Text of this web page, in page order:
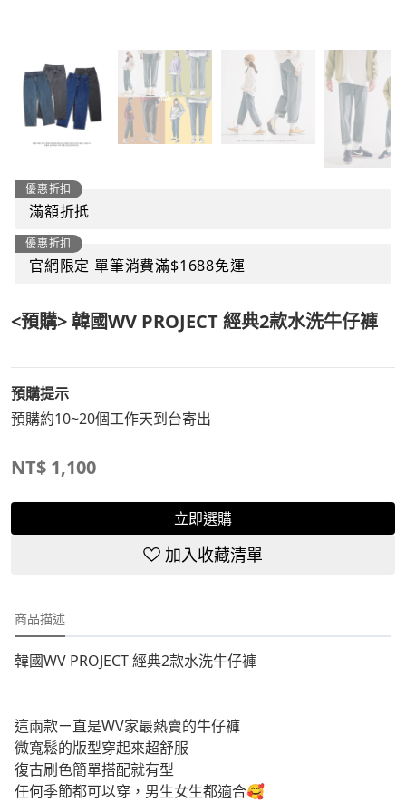
優惠折扣
滿額折抵
優惠折扣
官網限定 單筆消費滿$1688免運
<預購> 韓國WV PROJECT 經典2款水洗牛仔褲
預購提示
預購約10~20個工作天到台寄出
NT$ 1,100
立即選購
加入收藏清單
商品描述
韓國WV PROJECT 經典2款水洗牛仔褲
這兩款ㄧ直是WV家最熱賣的牛仔褲
微寬鬆的版型穿起來超舒服
復古刷色簡單搭配就有型
任何季節都可以穿，男生女生都適合🥰